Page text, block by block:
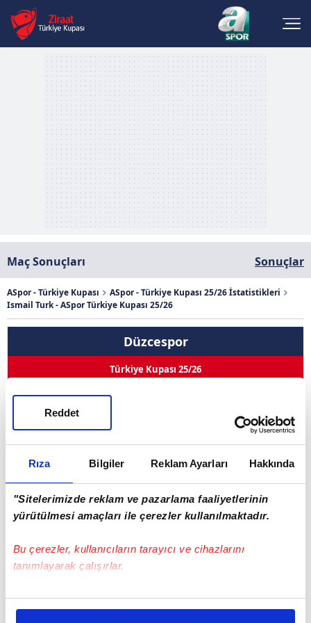
Rıza Bilgiler Reklam Ayarları Hakkında
"Sitelerimizde reklam ve pazarlama faaliyetlerinin
yürütülmesi amaçları ile çerezler kullanılmaktadır.
Bu çerezler, kullanıcıların tarayıcı ve cihazlarını
tanımlayarak çalışırlar.
Bu çerezlere izin vermeniz halinde sizlere özel
Reddet
Maç Sonuçları Sonuçlar
ASpor - Türkiye Kupası
ASpor - Türkiye Kupası 25/26 İstatistikleri
Ismail Turk - ASpor Türkiye Kupası 25/26
Düzcespor
Türkiye Kupası 25/26
10 Pozisyon
Kullandığı Ayak Sol
0
Goller
0
Asistler
0
Oynama
0
İlk 11
Adı Soyadı Ismail Turk
Ülke